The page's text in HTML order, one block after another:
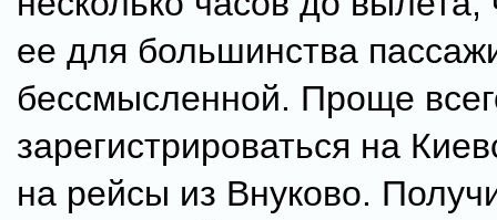
ее для большинства
бессмысленной. Проще
зарегистрироваться на
на рейсы из Внуково.